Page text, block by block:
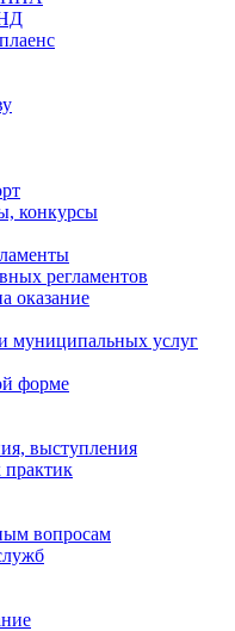
конкурсы
регламентов
оказание
муниципальных услуг
форме
выступления
практик
вопросам